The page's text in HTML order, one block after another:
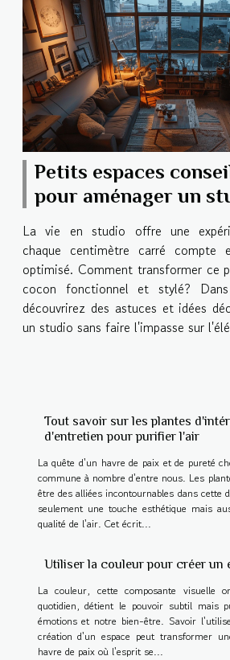
Petits espaces
pour aménager un
La vie en studio offre une
chaque centimètre carré
optimisé. Comment transformer ce
cocon fonctionnel et stylé?
découvrirez des astuces et idées
un studio sans faire l'impasse sur
Tout savoir sur les plantes
d'entretien pour purifier l'air
La quête d'un havre de paix et de pureté
commune à nombre d'entre nous. Les
être des alliées incontournables dans cette
seulement une touche esthétique mais
qualité de l'air. Cet écrit...
Utiliser la couleur pour créer un
La couleur, cette composante visuelle
quotidien, détient le pouvoir subtil mais
émotions et notre bien-être. Savoir
création d'un espace peut transformer
havre de paix où l'esprit se...